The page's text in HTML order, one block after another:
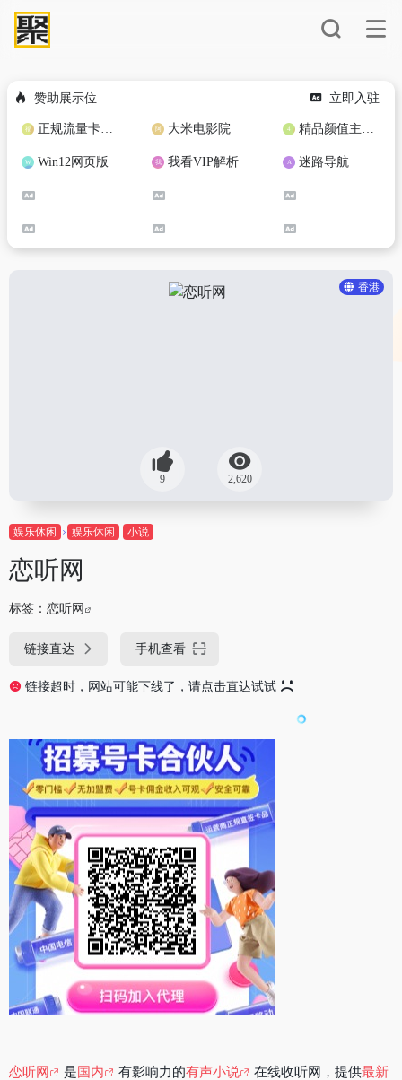
赞助展示位 立即入驻
正规流量卡免费加盟合作 大米电影院 精品颜值主播定制
Win12网页版 我看VIP解析 迷路导航
香港
9 2,620
娱乐休闲 娱乐休闲 小说
恋听网
标签： 恋听网
链接直达 手机查看
链接超时，网站可能下线了，请点击直达试试
恋听网 是 国内 有影响力的有声小说 在线收听网，提供最新